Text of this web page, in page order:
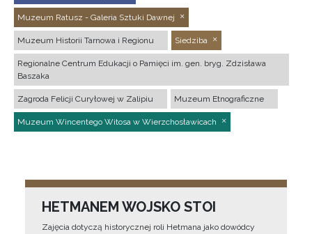
Muzeum Ratusz - Galeria Sztuki Dawnej
Muzeum Historii Tarnowa i Regionu Siedziba
Regionalne Centrum Edukacji o Pamięci im. gen. bryg. Zdzisława
Baszaka
Zagroda Felicji Curyłowej w Zalipiu Muzeum Etnograficzne
Muzeum Wincentego Witosa w Wierzchosławicach
HETMANEM WOJSKO STOI
Zajęcia dotyczą historycznej roli Hetmana jako dowódcy